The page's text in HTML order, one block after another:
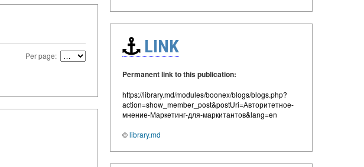
Per page: LINK
Permanent link to this publication:
https://library.md/modules/boonex/blogs/blogs.php?
action=show_member_post&postUri=Авторитетное-
мнение-Маркетинг-для-маркитантов&lang=en
©library.md